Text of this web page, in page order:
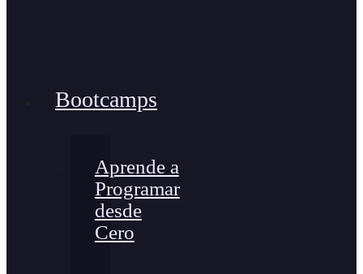
Bootcamps
Aprende a
Programar
desde
Cero